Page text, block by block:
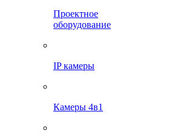
Проектное
оборудование
IP камеры
Камеры 4в1